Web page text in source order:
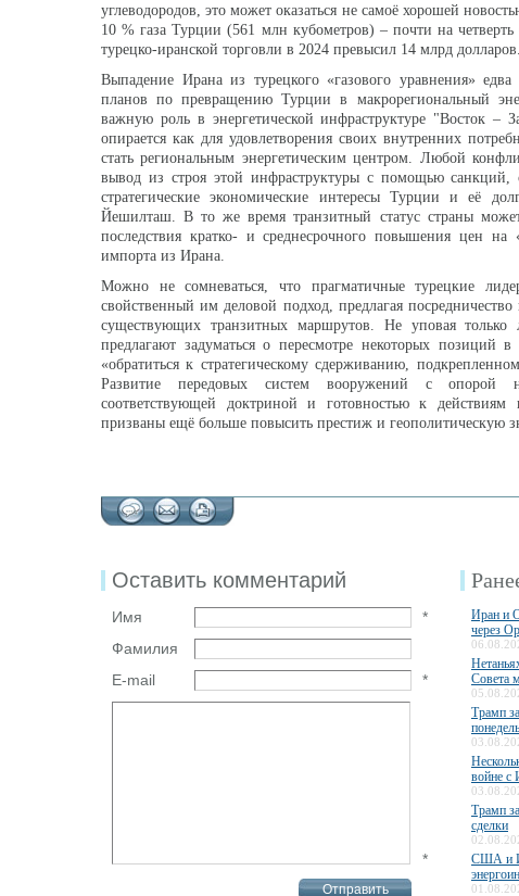
углеводородов, это может оказаться не самоё хорошей
10 % газа Турции (561 млн кубометров) – почти на
турецко-иранской торговли в 2024 превысил 14 млрд долларов.
Выпадение Ирана из турецкого «газового уравнения»
планов по превращению Турции в макрорегиональный
важную роль в энергетической инфраструктуре "Восток
опирается как для удовлетворения своих внутренних
стать региональным энергетическим центром. Любой
вывод из строя этой инфраструктуры с помощью санкций,
стратегические экономические интересы Турции и её
Йешилташ. В то же время транзитный статус страны
последствия кратко- и среднесрочного повышения цен
импорта из Ирана.
Можно не сомневаться, что прагматичные турецкие
свойственный им деловой подход, предлагая
существующих транзитных маршрутов. Не уповая
предлагают задуматься о пересмотре некоторых позиций
«обратиться к стратегическому сдерживанию,
Развитие передовых систем вооружений с опорой
соответствующей доктриной и готовностью к действиям
призваны ещё больше повысить престиж и геополитическую
Оставить комментарий
Имя
*
Фамилия
E-mail
*
*
Иран и
через
Совета
Трамп
войне с
Трамп
сделки
США и